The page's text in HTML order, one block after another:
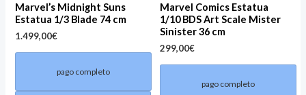
Marvel’s Midnight Suns
Estatua 1/3 Blade 74 cm
1.499,00€
pago completo
Marvel Comics Estatua
1/10 BDS Art Scale Mister
Sinister 36 cm
299,00€
pago completo